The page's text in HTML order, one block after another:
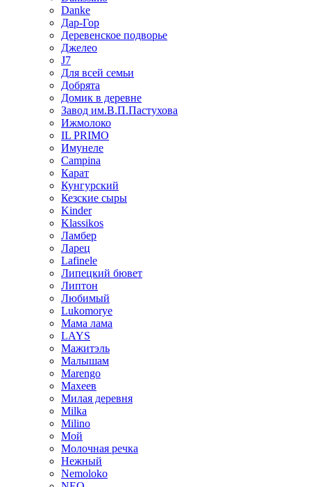
Danke
Дар-Гор
Деревенское подворье
Джелео
J7
Для всей семьи
Добрята
Домик в деревне
Завод им.В.П.Пастухова
Ижмолоко
IL PRIMO
Имунеле
Campina
Карат
Кунгурский
Кезские сыры
Kinder
Klassikos
Ламбер
Ларец
Lafinele
Липецкий бювет
Липтон
Любимый
Lukomorye
Мама лама
LAYS
Мажитэль
Малышам
Marengo
Махеев
Милая деревня
Milka
Milino
Мой
Молочная речка
Нежный
Nemoloko